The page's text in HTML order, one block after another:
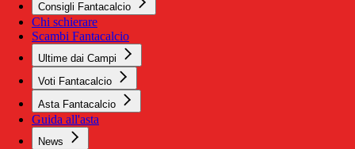
Consigli Fantacalcio
Chi schierare
Scambi Fantacalcio
Ultime dai Campi
Voti Fantacalcio
Asta Fantacalcio
Guida all'asta
News